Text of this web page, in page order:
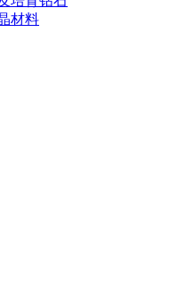
材料